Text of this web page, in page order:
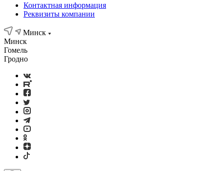
Контактная информация
Реквизиты компании
Минск
Минск
Гомель
Гродно